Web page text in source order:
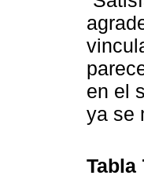
en el
ya se
Tabla